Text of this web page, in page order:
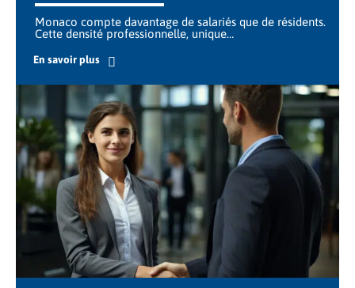
Monaco compte davantage de salariés que de résidents.
Cette densité professionnelle, unique…
En savoir plus